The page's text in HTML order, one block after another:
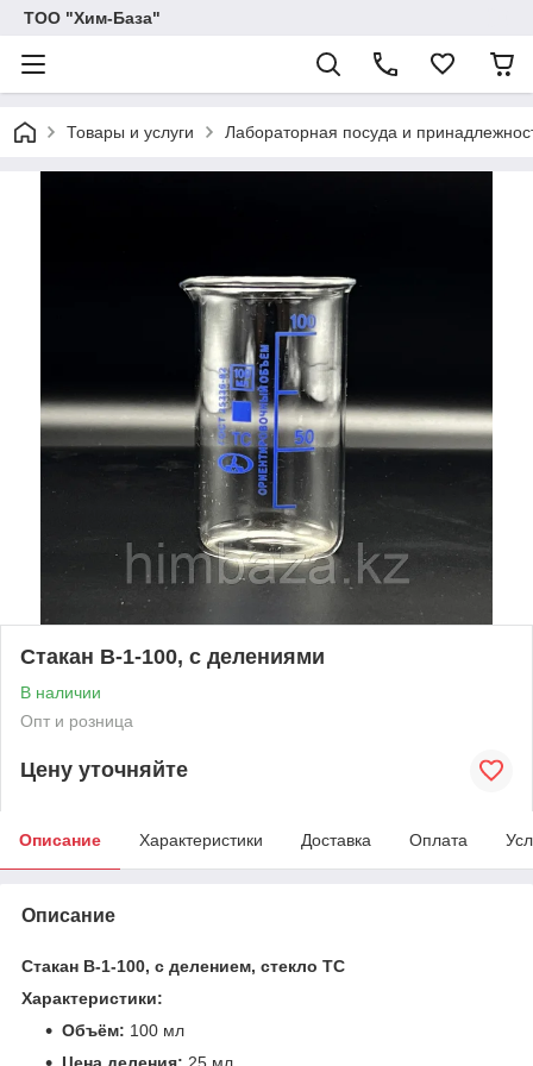
ТОО "Хим-База"
Товары и услуги Лабораторная посуда и
Стакан В-1-100, с делениями
В наличии
Опт и розница
Цену уточняйте
Описание Характеристики Доставка Оплата
Описание
Стакан В-1-100, с делением, стекло ТС
Характеристики:
Объём: 100 мл
Цена деления: 25 мл